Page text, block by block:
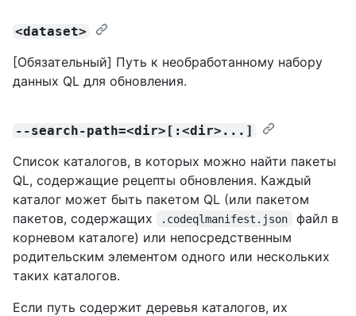
<dataset>
[Обязательный] Путь к необработанному набору
данных QL для обновления.
--search-path=<dir>[:<dir>...]
Список каталогов, в которых можно найти пакеты
QL, содержащие рецепты обновления. Каждый
каталог может быть пакетом QL (или пакетом
пакетов, содержащих
.codeqlmanifest.json
файл в
корневом каталоге) или непосредственным
родительским элементом одного или нескольких
таких каталогов.
Если путь содержит деревья каталогов, их